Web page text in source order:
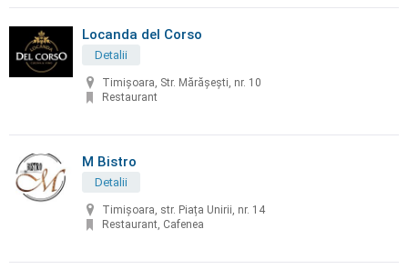
Locanda del Corso
Detalii
Timișoara, Str. Mărășești, nr. 10
Restaurant
M Bistro
Detalii
Timișoara, str. Piața Unirii, nr. 14
Restaurant, Cafenea